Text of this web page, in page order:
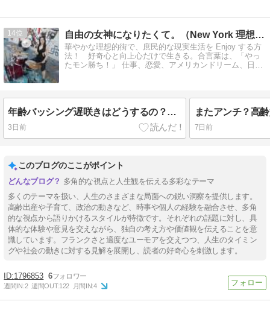
14 自由の女神になりたくて。（New York 理想と現実ライ…
華やかな理想的街で、庶民的な現実生活を Enjoy する方
法！ 好奇心と向上心だけで生きる。合言葉は、「やっ
たモン勝ち！」 仕事、恋愛、アメリカンドリーム、日…
年齢バッシング遅咲きはどうするの？超高齢妊活のメンターになる？！
3日前 7日前
このブログのここがポイント
多角的な視点と人生観を伝える多彩なテーマ
多くのテーマを扱い、人生のさまざまな局面への鋭い洞察を提供します。
高齢出産や子育て、政治の動きなど、時事や個人の経験を融合させ、多角
的な視点から語りかけるスタイルが特徴です。それぞれの話題に対し、具
体的な体験や意見を交えながら、独自の考え方や価値観を伝えることを意
識しています。フランクさと適度なユーモアを交えつつ、人生のタイミン
グや社会の動きに対する見解を展開し、読者の好奇心を刺激します。
1796853 6
週間IN:2 週間OUT:122 月間IN:4